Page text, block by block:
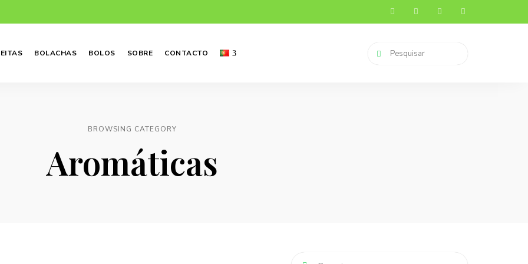
BOLACHAS BOLOS SOBRE CONTACTO
BROWSING CATEGORY
Aromáticas